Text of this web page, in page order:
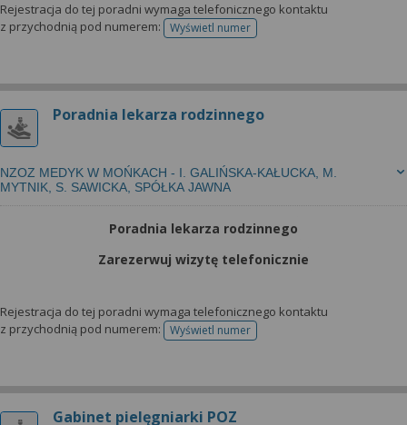
Rejestracja do tej poradni wymaga telefonicznego kontaktu
z przychodnią pod numerem:
Wyświetl numertelefonu do rejestracji
Poradnia lekarza rodzinnego
NZOZ MEDYK W MOŃKACH - I. GALIŃSKA-KAŁUCKA, M.
MYTNIK, S. SAWICKA, SPÓŁKA JAWNA
Poradnia lekarza rodzinnego
Zarezerwuj wizytę telefonicznie
Rejestracja do tej poradni wymaga telefonicznego kontaktu
z przychodnią pod numerem:
Wyświetl numertelefonu do rejestracji
Gabinet pielęgniarki POZ